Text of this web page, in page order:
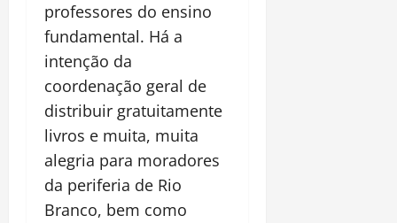
professores do ensino
fundamental. Há a
intenção da
coordenação geral de
distribuir gratuitamente
livros e muita, muita
alegria para moradores
da periferia de Rio
Branco, bem como